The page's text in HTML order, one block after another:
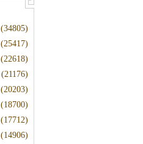
(34805)
(25417)
(22618)
(21176)
(20203)
(18700)
(17712)
(14906)